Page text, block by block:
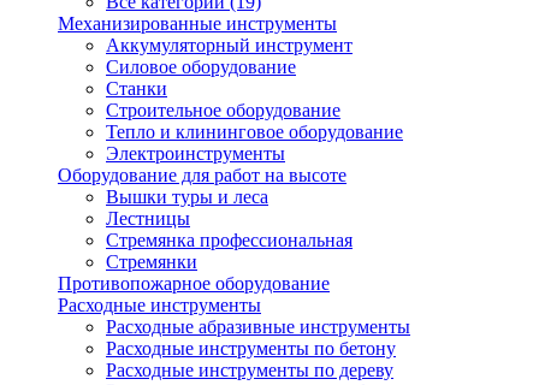
Механизированные инструменты
Аккумуляторный инструмент
Силовое оборудование
Станки
Строительное оборудование
Тепло и клининговое оборудование
Электроинструменты
Оборудование для работ на высоте
Вышки туры и леса
Лестницы
Стремянка профессиональная
Стремянки
Противопожарное оборудование
Расходные инструменты
Расходные абразивные инструменты
Расходные инструменты по бетону
Расходные инструменты по дереву